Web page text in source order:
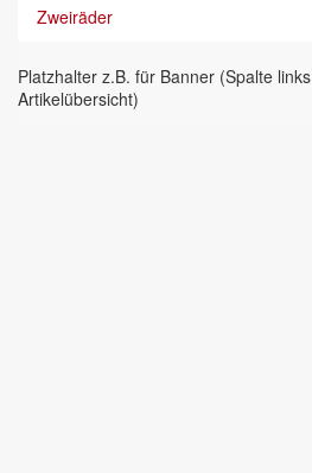
Zweiräder
Platzhalter z.B. für Banner (Spalte links
Artikelübersicht)